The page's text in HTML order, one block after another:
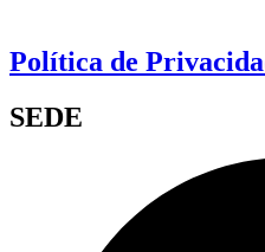
Política de
SEDE